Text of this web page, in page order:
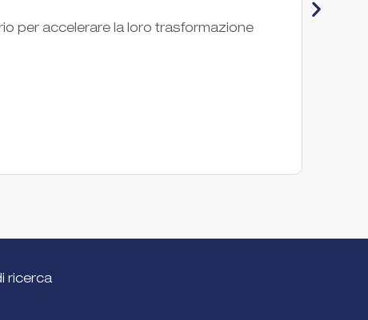
per accelerare la loro trasformazione
ricerca